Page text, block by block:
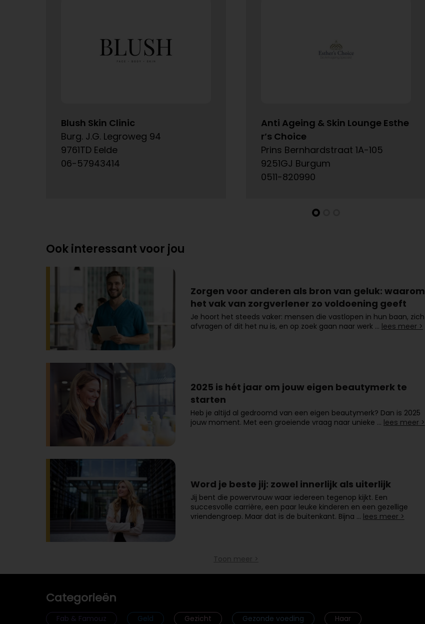
Blush Skin Clinic
Burg. J.G. Legroweg 94
9761TD Eelde
06-57943414
Anti Ageing & Skin Lounge Esthe
r’s Choice
Prins Bernhardstraat 1A-105
9251GJ Burgum
0511-820990
Ook interessant voor jou
Zorgen voor anderen als bron van geluk: waarom
het vak van zorgverlener zo voldoening geeft
Je hoort het steeds vaker: mensen die vastlopen in hun baan, zich
afvragen of dit het nu is, en op zoek gaan naar werk … lees meer >
2025 is hét jaar om jouw eigen beautymerk te
starten
Heb je altijd al gedroomd van een eigen beautymerk? Dan is 2025
jouw moment. Met een groeiende vraag naar unieke … lees meer >
Word je beste jij: zowel innerlijk als uiterlijk
Jij bent die powervrouw waar iedereen tegenop kijkt. Een
succesvolle carrière, een paar leuke kinderen en een gezellige
vriendengroep. Maar dat is de buitenkant. Bijna … lees meer >
Toon meer >
Categorieën
Fab & Famouz Geld Gezicht Gezonde voeding Haar